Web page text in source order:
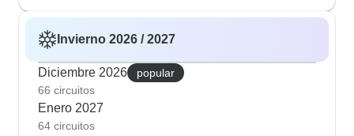
Invierno 2026 / 2027
Diciembre 2026
popular
66 circuitos
Enero 2027
64 circuitos